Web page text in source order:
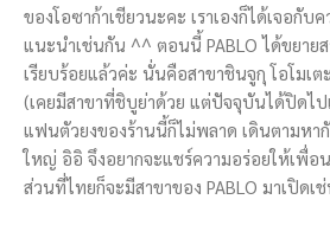
ของโอซาก้าเชียวนะคะ เราเองก็ได้เจอกับ
แนะนำเช่นกัน ^^ ตอนนี้ PABLO ได้ขยายส
เรียบร้อยแล้วค่ะ นั่นคือสาขาชินจูกุ โอโมเ
(เคยมีสาขาที่ชิบูย่าด้วย แต่ปัจจุบันได้ปิดไป
แฟนตัวยงของร้านนี้ก็ไม่พลาด เดินตามห
ใหญ่ อิอิ จึงอยากจะแชร์ความอร่อยให้เพื่อ
ส่วนที่ไทยก็จะมีสาขาของ PABLO มาเปิดเ